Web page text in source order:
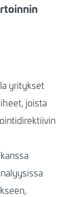
yritykset
joista